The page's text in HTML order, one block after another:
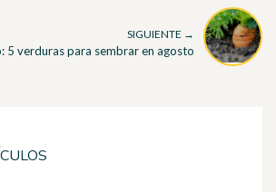
SIGUIENTE →
5 verduras para sembrar en agosto